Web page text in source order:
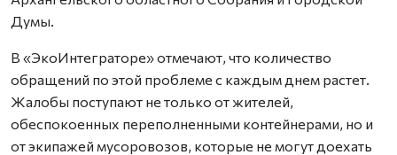
Думы.
В «ЭкоИнтеграторе» отмечают, что количество
обращений по этой проблеме с каждым днем растет.
Жалобы поступают не только от жителей,
обеспокоенных переполненными контейнерами, но и
от экипажей мусоровозов, которые не могут доехать